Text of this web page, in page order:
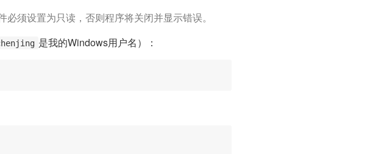
须设置为只读，否则程序将关闭并显示错误。
是我的Windows用户名）：